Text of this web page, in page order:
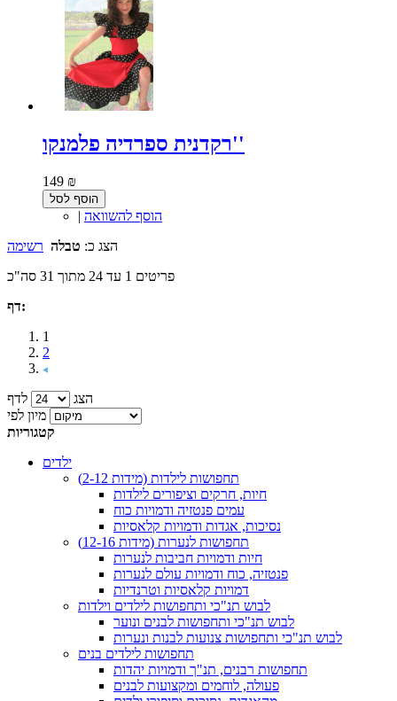
רקדנית ספרדיה פלמנקו''
149 ₪
הוסף לסל
| הוסף להשוואה
הצג כ: טבלה רשימה
פריטים 1 עד 24 מתוך 31 סה"כ
דף:
1
2
הצג
לדף
מיון לפי
קטגוריות
ילדים
תחפושות לילדות (מידות 2-12)
חיות, חרקים וציפורים לילדות
עמים פנטזיה ודמויות כוח
נסיכות, אגדות ודמויות קלאסיות
תחפושות לנערות (מידות 12-16)
חיות ודמויות חביבות לנערות
פנטזיה, כוח ודמויות עולם לנערות
דמויות קלאסיות וטרנדיות
לבוש תנ"כי ותחפושות לילדים וילדות
לבוש תנ"כי ותחפושות לבנים ונוער
לבוש תנ"כי ותחפושות צנועות לבנות ונערות
תחפושות לילדים בנים
תחפושות רבנים, תנ"ך ודמויות יהדות
פעולה, לוחמים ומקצועות לבנים